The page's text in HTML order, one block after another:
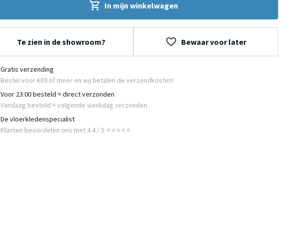
In mijn winkelwagen
Te zien in de showroom? Bewaar voor later
Gratis verzending
Bestel voor €89 of meer en wij betalen de verzendkosten!
Voor 23:00 besteld = direct verzonden
Vandaag besteld = volgende werkdag verzonden
De vloerkledenspecialist
Klanten beoordelen ons met 4.4 / 5 ⭐⭐⭐⭐⭐